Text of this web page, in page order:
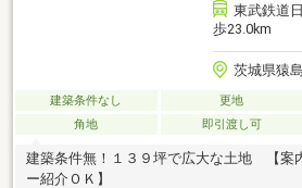
東武鉄道
歩23.0km
茨城県猿
建築条件なし 更地
角地
即引渡し可
建築条件無！１３９坪で広大な土地 【案
ー紹介ＯＫ】